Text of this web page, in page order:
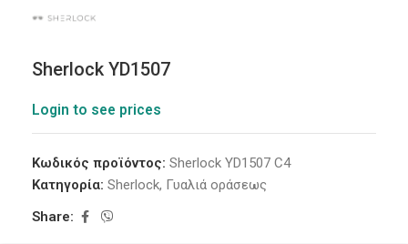
Sherlock YD1507
Login to see prices
Κωδικός προϊόντος: Sherlock YD1507 C4
Κατηγορία: Sherlock, Γυαλιά οράσεως
Share: